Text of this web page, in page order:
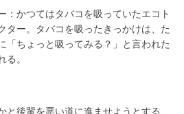
：かつてはタバコを吸っていたエコト
ター。タバコを吸ったきっかけは、た
「ちょっと吸ってみる？」と言われた
る。
と後輩を悪い道に進ませようとする、